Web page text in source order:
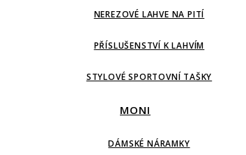
NEREZOVÉ LAHVE NA PITÍ
PŘÍSLUŠENSTVÍ K LAHVÍM
STYLOVÉ SPORTOVNÍ TAŠKY
MONI
DÁMSKÉ NÁRAMKY